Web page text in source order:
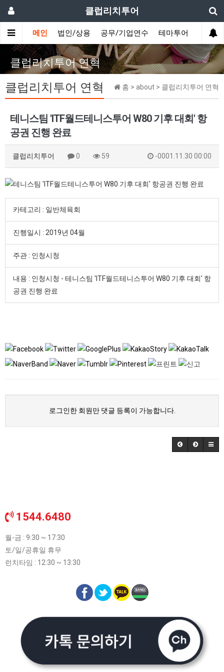
클럽리치투어
메인 법인/상용 공무/기업연수 테마투어 데이투
클럽리치투어 연혁
홈 > about > 클럽리치투어 연혁
클럽리치투어 연혁
테니스팀 'ITF월드테니스투어 W80 기후 대회' 항
공권 진행 완료
클럽리치투어 0 59 -0001.11.30 00:00
카테고리 : 일반체육회
진행일시 : 2019년 04월
주관 : 인청시청
내용 : 인청시청 - 테니스팀 'ITF월드테니스투어 W80 기후 대회' 항
공권 진행 완료
로그인한 회원만 댓글 등록이 가능합니다.
1544.6480
월-금 : 9:30 ~ 17:30
토/일/공휴일 휴무
런치타임 : 12:30 ~ 13:30